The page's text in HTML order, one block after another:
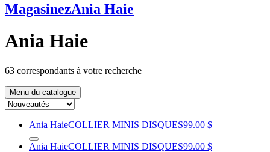
MagasinezAnia Haie
Ania Haie
63 correspondants à votre recherche
Menu du catalogue
Ania HaieCOLLIER MINIS DISQUES99.00 $
Ania HaieCOLLIER MINIS DISQUES99.00 $